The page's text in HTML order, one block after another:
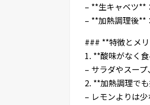
– **生キャベツ**
– **加熱調理後**
### **特徴とメ
1. **酸味がなく
– サラダやスープ
2. **加熱調理で
– レモンよりは